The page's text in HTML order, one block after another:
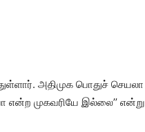
அதி​முக பொதுச் செய​லா​
முகவரியே இல்​லை’’ என்று